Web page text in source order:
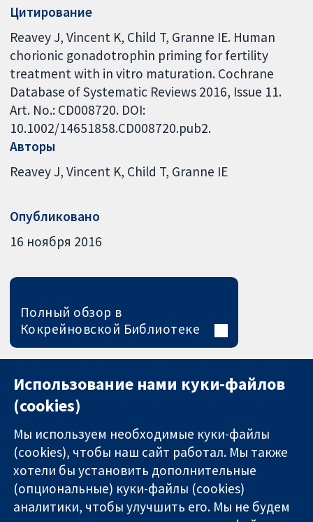
Цитирование
Reavey J, Vincent K, Child T, Granne IE. Human
chorionic gonadotrophin priming for fertility
treatment with in vitro maturation. Cochrane
Database of Systematic Reviews 2016, Issue 11.
Art. No.: CD008720. DOI:
10.1002/14651858.CD008720.pub2.
Авторы
Reavey J Vincent K Child T Granne IE
Опубликовано
16 ноября 2016
Полный обзор в
Кокрейновской Библиотеке
11-13 Cavendish Связаться с
Использование нами куки-файлов
(cookies)
Мы используем необходимые куки-файлы
(cookies), чтобы наш сайт работал. Мы также
хотели бы установить дополнительные
(опциональные) куки-файлы (cookies)
аналитики, чтобы улучшить его. Мы не будем